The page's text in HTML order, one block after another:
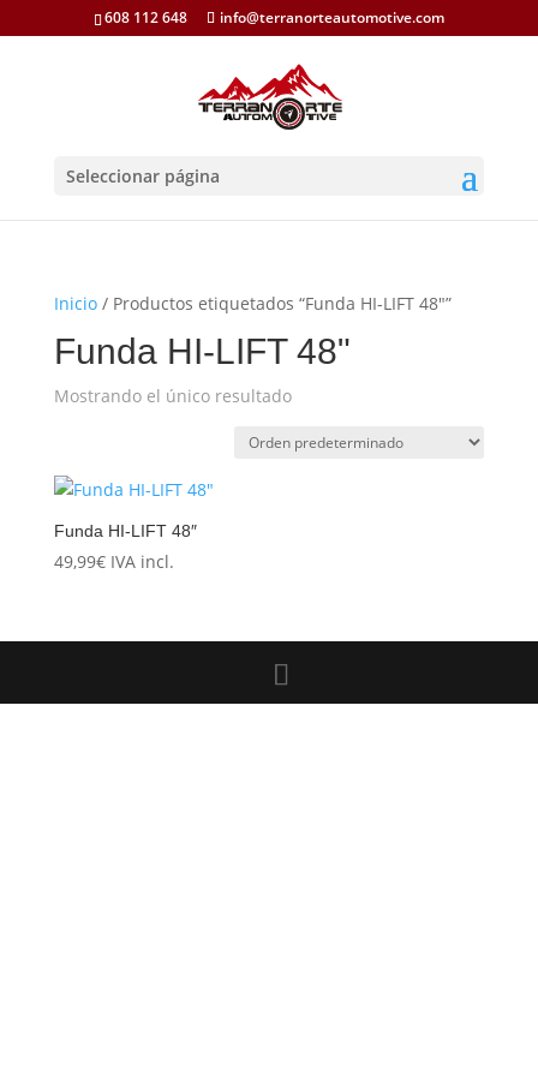
608 112 648 info@terranorteautomotive.com
Seleccionar página
Inicio/ Productos etiquetados “Funda HI-LIFT 48"”
Funda HI-LIFT 48"
Mostrando el único resultado
Funda HI-LIFT 48″
49,99€ IVA incl.